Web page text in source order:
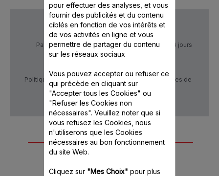
Paiement Sécurisé Livraison sous 5 à 6 jours
Politique de confidentialité
Conditions générales de
Conçu pour 1
produit(s)
pour effectuer des analyses, et vous
fournir des publicités et du contenu
ciblés en fonction de vos intérêts et
de vos activités en ligne et vous
permettre de partager du contenu
sur les réseaux sociaux
Vous pouvez accepter ou refuser ce
qui précède en cliquant sur
"Accepter tous les Cookies" ou
"Refuser les Cookies non
nécessaires". Veuillez noter que si
vous refusez les Cookies, nous
n'utiliserons que les Cookies
nécessaires au bon fonctionnement
du site Web.
Cliquez sur "Mes Choix" pour plus